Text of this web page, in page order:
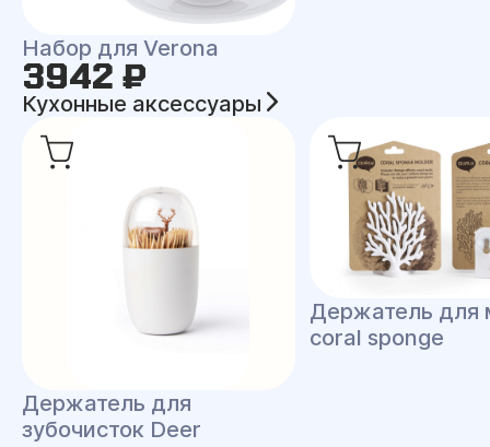
Набор для Verona
3942 ₽
Кухонные аксессуары
Держатель для
зубочисток Deer
Держатель для
coral sponge